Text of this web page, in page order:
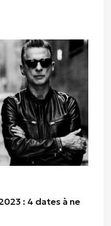
: 4 dates à ne